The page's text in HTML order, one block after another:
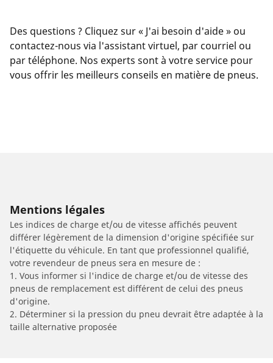
Des questions ? Cliquez sur « J'ai besoin d'aide » ou
contactez-nous via l'assistant virtuel, par courriel ou
par téléphone. Nos experts sont à votre service pour
vous offrir les meilleurs conseils en matière de pneus.
Mentions légales
Les indices de charge et/ou de vitesse affichés peuvent
différer légèrement de la dimension d'origine spécifiée sur
l'étiquette du véhicule. En tant que professionnel qualifié,
votre revendeur de pneus sera en mesure de :
1. Vous informer si l'indice de charge et/ou de vitesse des
pneus de remplacement est différent de celui des pneus
d'origine.
2. Déterminer si la pression du pneu devrait être adaptée à la
taille alternative proposée